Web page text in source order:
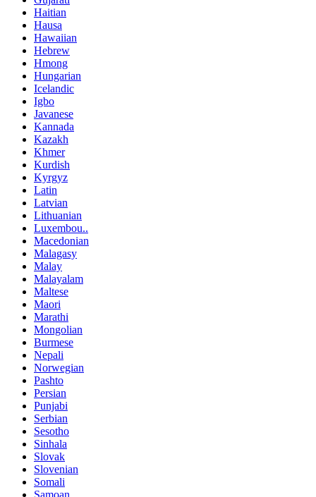
Haitian
Hausa
Hawaiian
Hebrew
Hmong
Hungarian
Icelandic
Igbo
Javanese
Kannada
Kazakh
Khmer
Kurdish
Kyrgyz
Latin
Latvian
Lithuanian
Luxembou..
Macedonian
Malagasy
Malay
Malayalam
Maltese
Maori
Marathi
Mongolian
Burmese
Nepali
Norwegian
Pashto
Persian
Punjabi
Serbian
Sesotho
Sinhala
Slovak
Slovenian
Somali
Samoan